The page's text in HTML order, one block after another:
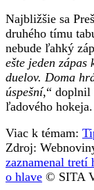
Najbližšie sa
druhého tímu
nebude ľahký
ešte jeden
duelov. Doma
úspešní,“ doplnil
ľadového hokeja.
Viac k témam:
Zdroj:
zaznamenal tretí
o hlave © SITA